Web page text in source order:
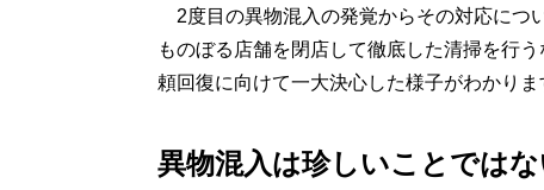
2度目の異物混入の発覚からその対応につ
ものぼる店舗を閉店して徹底した清掃を行
頼回復に向けて一大決心した様子がわかりま
異物混入は珍しいことでは